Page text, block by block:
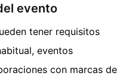
evento
tener requisitos
eventos
con marcas de